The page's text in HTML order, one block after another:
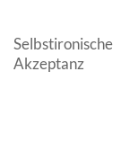
Selbstironische
Akzeptanz